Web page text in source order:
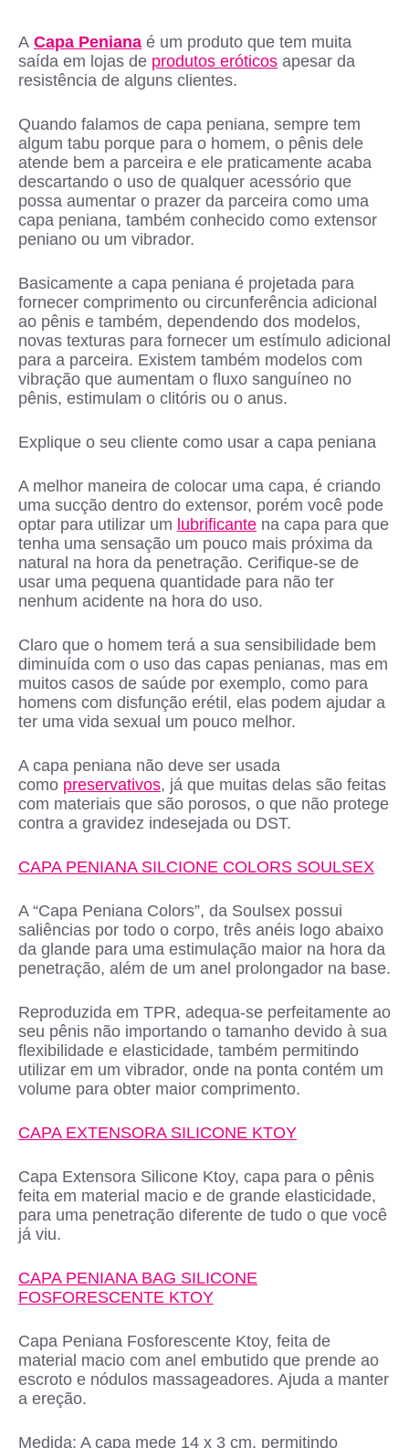
A Capa Peniana é um produto que tem muita
saída em lojas de produtos eróticos apesar da
resistência de alguns clientes.
Quando falamos de capa peniana, sempre tem
algum tabu porque para o homem, o pênis dele
atende bem a parceira e ele praticamente acaba
descartando o uso de qualquer acessório que
possa aumentar o prazer da parceira como uma
capa peniana, também conhecido como extensor
peniano ou um vibrador.
Basicamente a capa peniana é projetada para
fornecer comprimento ou circunferência adicional
ao pênis e também, dependendo dos modelos,
novas texturas para fornecer um estímulo adicional
para a parceira. Existem também modelos com
vibração que aumentam o fluxo sanguíneo no
pênis, estimulam o clitóris ou o anus.
Explique o seu cliente como usar a capa peniana
A melhor maneira de colocar uma capa, é criando
uma sucção dentro do extensor, porém você pode
optar para utilizar um lubrificante na capa para que
tenha uma sensação um pouco mais próxima da
natural na hora da penetração. Cerifique-se de
usar uma pequena quantidade para não ter
nenhum acidente na hora do uso.
Claro que o homem terá a sua sensibilidade bem
diminuída com o uso das capas penianas, mas em
muitos casos de saúde por exemplo, como para
homens com disfunção erétil, elas podem ajudar a
ter uma vida sexual um pouco melhor.
A capa peniana não deve ser usada
como preservativos, já que muitas delas são feitas
com materiais que são porosos, o que não protege
contra a gravidez indesejada ou DST.
CAPA PENIANA SILCIONE COLORS SOULSEX
A “Capa Peniana Colors”, da Soulsex possui
saliências por todo o corpo, três anéis logo abaixo
da glande para uma estimulação maior na hora da
penetração, além de um anel prolongador na base.
Reproduzida em TPR, adequa-se perfeitamente ao
seu pênis não importando o tamanho devido à sua
flexibilidade e elasticidade, também permitindo
utilizar em um vibrador, onde na ponta contém um
volume para obter maior comprimento.
CAPA EXTENSORA SILICONE KTOY
Capa Extensora Silicone Ktoy, capa para o pênis
feita em material macio e de grande elasticidade,
para uma penetração diferente de tudo o que você
já viu.
CAPA PENIANA BAG SILICONE
FOSFORESCENTE KTOY
Capa Peniana Fosforescente Ktoy, feita de
material macio com anel embutido que prende ao
escroto e nódulos massageadores. Ajuda a manter
a ereção.
Medida: A capa mede 14 x 3 cm. permitindo